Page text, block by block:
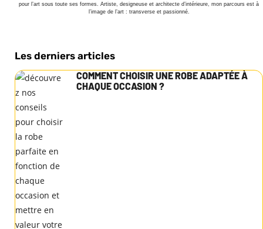
pour l’art sous toute ses formes. Artiste, designeuse et architecte d’intérieure, mon parcours est à
l’image de l’art : transverse et passionné.
Les derniers articles
COMMENT CHOISIR UNE ROBE ADAPTÉE À
CHAQUE OCCASION ?